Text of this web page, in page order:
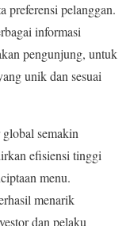
preferensi pelanggan.
informasi
pengunjung, untuk
unik dan sesuai
semakin
efisiensi tinggi
menu.
menarik
dan pelaku